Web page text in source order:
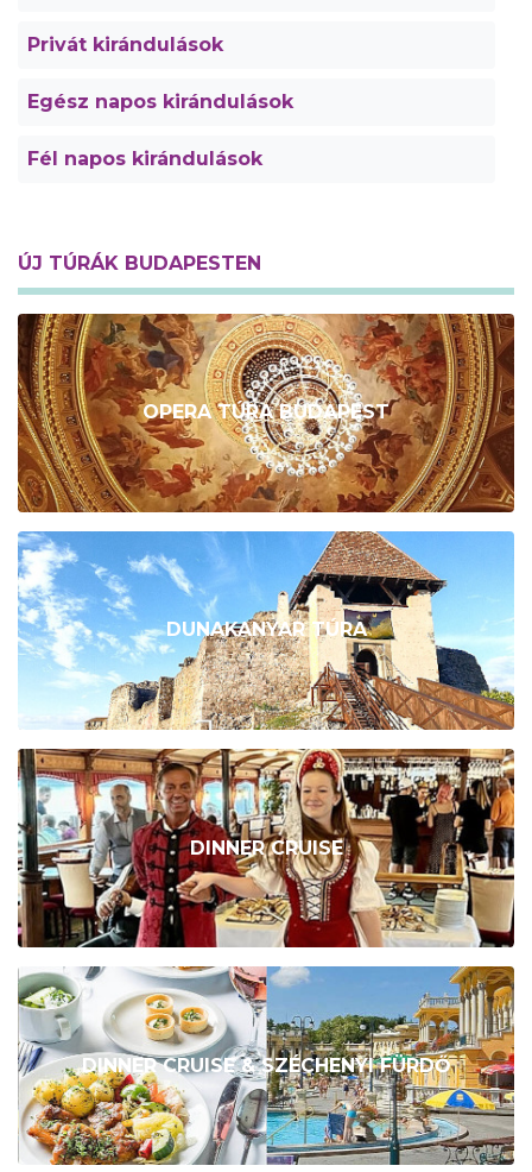
Privát kirándulások
Egész napos kirándulások
Fél napos kirándulások
ÚJ TÚRÁK BUDAPESTEN
OPERA TÚRA BUDAPEST
DUNAKANYAR TÚRA
DINNER CRUISE
DINNER CRUISE & SZÉCHENYI FÜRDŐ